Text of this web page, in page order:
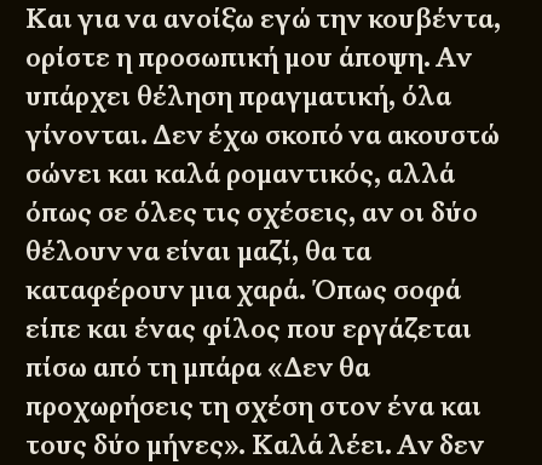
Και για να ανοίξω εγώ την κουβέντα,
ορίστε η προσωπική μου άποψη. Αν
υπάρχει θέληση πραγματική, όλα
γίνονται. Δεν έχω σκοπό να ακουστώ
σώνει και καλά ρομαντικός, αλλά
όπως σε όλες τις σχέσεις, αν οι δύο
θέλουν να είναι μαζί, θα τα
καταφέρουν μια χαρά. Όπως σοφά
είπε και ένας φίλος που εργάζεται
πίσω από τη μπάρα «Δεν θα
προχωρήσεις τη σχέση στον ένα και
τους δύο μήνες». Καλά λέει. Αν δεν